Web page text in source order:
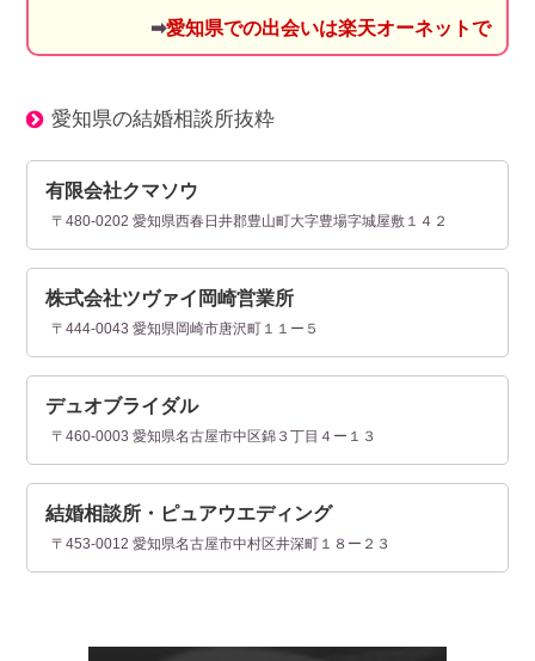
➡愛知県での出会いは楽天オーネットで
愛知県の結婚相談所抜粋
有限会社クマソウ
〒480-0202 愛知県西春日井郡豊山町大字豊場字城屋敷１４２
株式会社ツヴァイ岡崎営業所
〒444-0043 愛知県岡崎市唐沢町１１ー５
デュオブライダル
〒460-0003 愛知県名古屋市中区錦３丁目４ー１３
結婚相談所・ピュアウエディング
〒453-0012 愛知県名古屋市中村区井深町１８ー２３